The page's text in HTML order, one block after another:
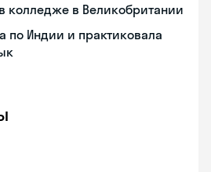
колледже в Великобритании
по Индии и практиковала